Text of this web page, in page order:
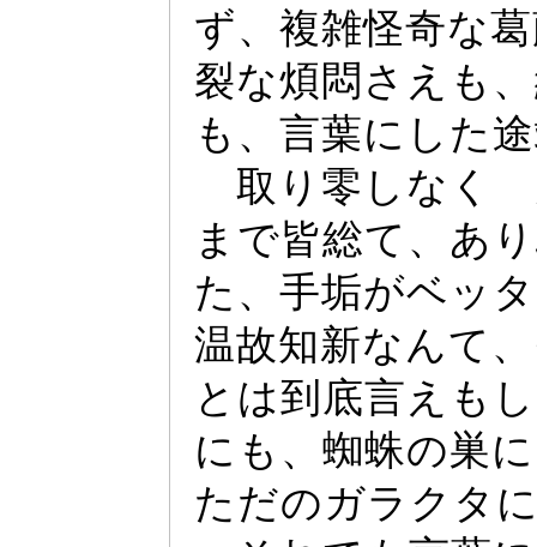
ず、複雑怪奇な
裂な煩悶さえも
も、言葉にした
取り零しなく
まで皆総て、あ
た、手垢がベ ッ
温故知新なんて
とは到底言えも
にも、蜘蛛の巣
ただのガラクタ